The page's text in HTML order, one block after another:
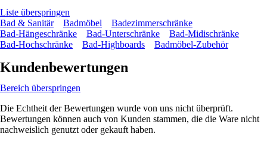
Liste überspringen
Bad & Sanitär
Badmöbel
Badezimmerschränke
Bad-Hängeschränke
Bad-Unterschränke
Bad-Midischränke
Bad-Hochschränke
Bad-Highboards Badmöbel-Zubehör
Kundenbewertungen
Bereich überspringen
Die Echtheit der Bewertungen wurde von uns nicht überprüft.
Bewertungen können auch von Kunden stammen, die die Ware nicht
nachweislich genutzt oder gekauft haben.